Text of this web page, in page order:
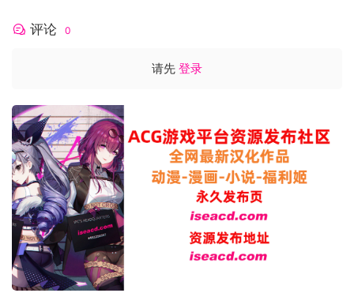
评论 0
请先 登录